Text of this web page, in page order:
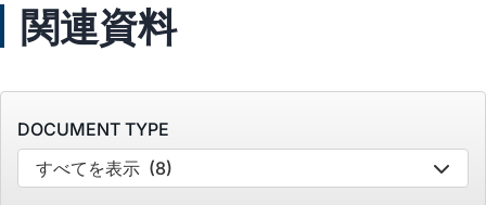
関連資料
DOCUMENT TYPE
すべてを表示 (8)